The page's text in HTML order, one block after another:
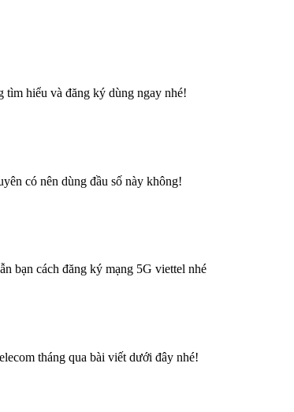
tìm hiểu và đăng ký dùng ngay nhé!
có nên dùng đầu số này không!
bạn cách đăng ký mạng 5G viettel nhé
tháng qua bài viết dưới đây nhé!